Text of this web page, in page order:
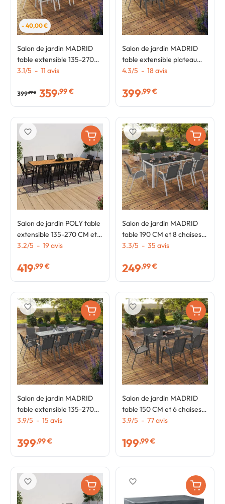
- 40,00 €
Salon de jardin MADRID
table extensible 135-270
CM et 12 chaises
3.1/5 - 11 avis
399,99 € 359,99 €
Salon de jardin MADRID
table extensible plateau
gris 135-270 CM et 12
anthracite
4.3/5 - 18 avis
399,99 €
Salon de jardin POLY table
extensible 135-270 CM et
12 chaises bois et noir
3.2/5 - 19avis
419,99 €
favorite_border
Salon de jardin MADRID
table 190 CM et 8 chaises
empilables blanc et gris
3.3/5 - 35 avis
249,99 €
favorite_border
Salon de jardin MADRID
table extensible 135-270
CM et 12 chaises
3.9/5 - 15 avis
399,99 €
favorite_border
Salon de jardin MADRID
table 150 CM et 6 chaises
empilables gris anthracite
3.9/5 - 77avis
199,99 €
favorite_border
favorite_border favorite_border